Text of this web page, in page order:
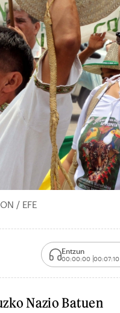
/ EFE
Entzun
00:00:00 00:07:10
Nazio Batuen